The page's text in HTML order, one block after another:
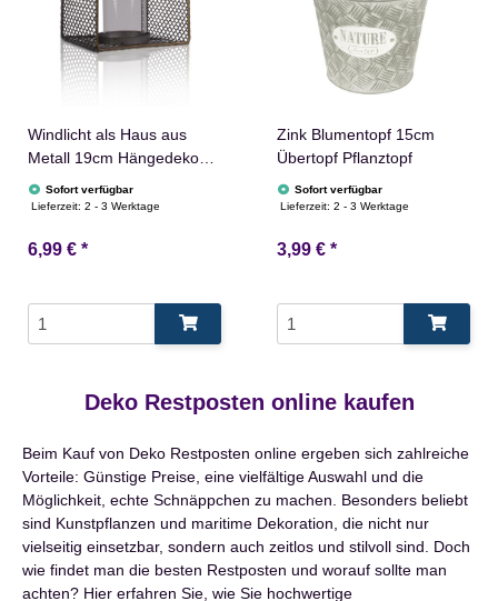
Windlicht als Haus aus
Metall 19cm Hängedeko
DekoSofort verfügbar
Lieferzeit:2 - 3 Werktage
6,99 € *
Zink Blumentopf 15cm
Übertopf Pflanztopf
Sofort verfügbar
Lieferzeit:2 - 3 Werktage
3,99 € *
Deko Restposten online kaufen
Beim Kauf von Deko Restposten online ergeben sich zahlreiche
Vorteile: Günstige Preise, eine vielfältige Auswahl und die
Möglichkeit, echte Schnäppchen zu machen. Besonders beliebt
sind Kunstpflanzen und maritime Dekoration, die nicht nur
vielseitig einsetzbar, sondern auch zeitlos und stilvoll sind. Doch
wie findet man die besten Restposten und worauf sollte man
achten? Hier erfahren Sie, wie Sie hochwertige